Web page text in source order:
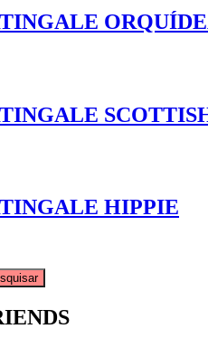
HIPPIE